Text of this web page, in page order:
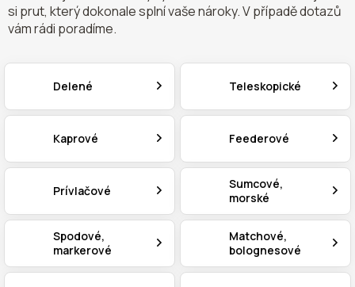
si prut, který dokonale splní vaše nároky. V případě dotazů
vám rádi poradíme.
Delené Teleskopické
Kaprové Feederové
Prívlačové
Sumcové,
morské
Spodové,
markerové
Matchové,
bolognesové